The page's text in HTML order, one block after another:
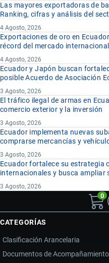
Las mayores exportadoras de
Ranking, cifras y análisis del
4 Agosto, 2026
Exportaciones de oro en
récord del mercado internacional
4 Agosto, 2026
Ecuador y Japón buscan
posible Acuerdo de Asociación
3 Agosto, 2026
El tráfico ilegal de armas en
comercio exterior y la inversión
3 Agosto, 2026
Ecuador implementa nuevas
comprarse mercancías y
3 Agosto, 2026
Ecuador fortalece su estrategia
internacionales y busca ampliar
3 Agosto, 2026
0
CATEGORÍAS
Clasificación Arancelaria
Documentos de Acompañamiento